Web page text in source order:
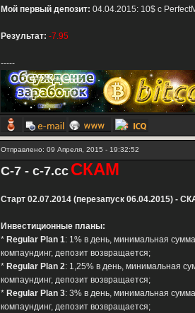
Мой первый депозит: 04.04.2015: 10$ с
Результат: -7.95
-----
Отправлено: 09 Апреля, 2015 - 19:32:52
C-7 - c-7.cc СКАМ
Старт 02.07.2014 (перезапуск 06.04.2015) -
Инвестиционные планы:
* Regular Plan 1: 1% в день, минимальная
компаундинг, депозит возвращается;
* Regular Plan 2: 1,25% в день, минимальная
компаундинг, депозит возвращается;
* Regular Plan 3: 3% в день, минимальная
компаундинг, депозит возвращается;